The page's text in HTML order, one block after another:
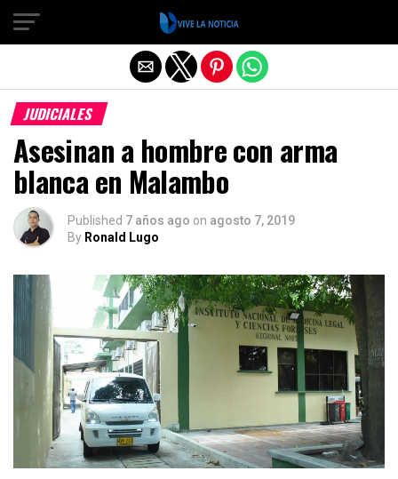
JUDICIALES
Asesinan a hombre con arma
blanca en Malambo
Published 7 años ago on agosto 7, 2019
By Ronald Lugo
Salir de la versión móvil